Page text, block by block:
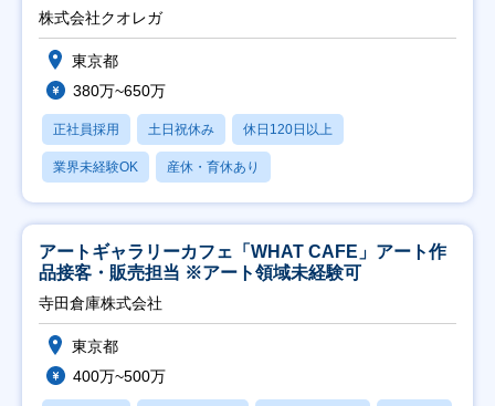
株式会社クオレガ
東京都
380万~650万
正社員採用 土日祝休み 休日120日以上
業界未経験OK 産休・育休あり
アートギャラリーカフェ「WHAT CAFE」アート作
品接客・販売担当 ※アート領域未経験可
寺田倉庫株式会社
東京都
400万~500万